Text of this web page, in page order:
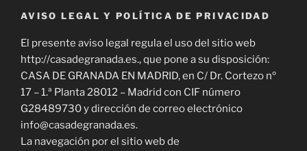
AVISO LEGAL Y POLÍTICA DE PRIVACIDAD
El presente aviso legal regula el uso del sitio web
http://casadegranada.es., que pone a su disposición:
CASA DE GRANADA EN MADRID, en C/ Dr. Cortezo nº
17 – 1.ª Planta 28012 – Madrid con CIF número
G28489730 y dirección de correo electrónico
info@casadegranada.es.
La navegación por el sitio web de